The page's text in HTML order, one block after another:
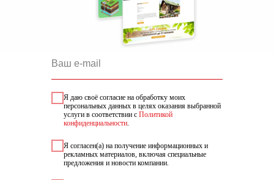
Я даю своё согласие на обработку моих
персональных данных в целях оказания выбранной
услуги в соответствии с Политикой
конфиденциальности.
Я согласен(а) на получение информационных и
рекламных материалов, включая специальные
предложения и новости компании.